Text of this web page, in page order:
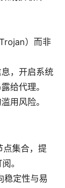
）而非
，开启系统
给代理。
用风险。
点集合，提
。
稳定性与易